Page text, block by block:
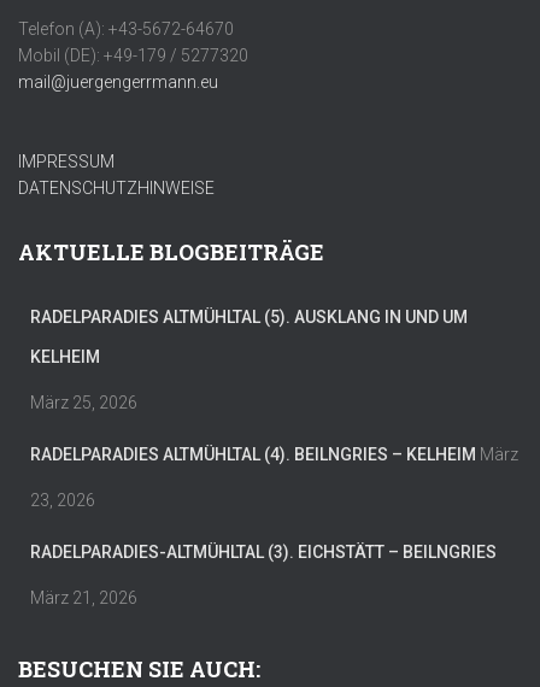
Telefon (A): +43-5672-64670
Mobil (DE): +49-179 / 5277320
mail@juergengerrmann.eu
IMPRESSUM
DATENSCHUTZHINWEISE
AKTUELLE BLOGBEITRÄGE
RADELPARADIES ALTMÜHLTAL (5). AUSKLANG IN UND UM
KELHEIM
März 25, 2026
RADELPARADIES ALTMÜHLTAL (4). BEILNGRIES – KELHEIM März
23, 2026
RADELPARADIES-ALTMÜHLTAL (3). EICHSTÄTT – BEILNGRIES
März 21, 2026
BESUCHEN SIE AUCH: